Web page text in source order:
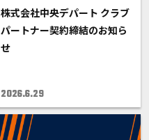
株式会社中央デパート クラブ
パートナー契約締結のお知ら
せ
2026.6.29